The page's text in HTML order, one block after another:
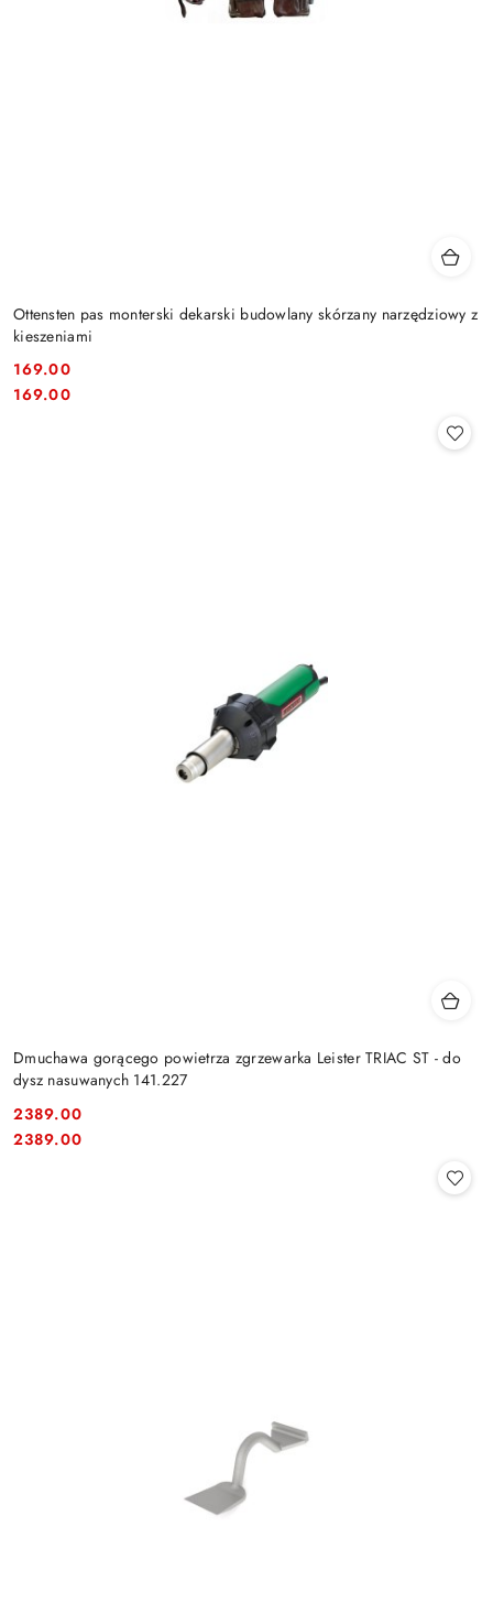
Ottensten pas monterski dekarski budowlany skórzany narzędziowy z
kieszeniami
Cena:
169.00
Cena:
169.00
Dmuchawa gorącego powietrza zgrzewarka Leister TRIAC ST - do
dysz nasuwanych 141.227
Cena:
2389.00
Cena:
2389.00